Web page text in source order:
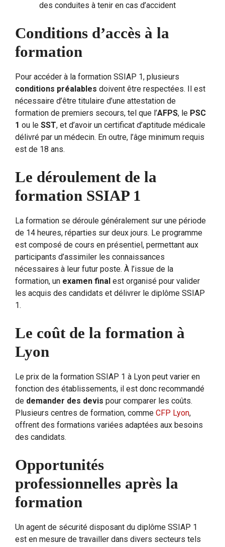
des conduites à tenir en cas d’accident
Conditions d’accès à la
formation
Pour accéder à la formation SSIAP 1, plusieurs
conditions préalables doivent être respectées. Il est
nécessaire d’être titulaire d’une attestation de
formation de premiers secours, tel que l’AFPS, le PSC
1 ou le SST, et d’avoir un certificat d’aptitude médicale
délivré par un médecin. En outre, l’âge minimum requis
est de 18 ans.
Le déroulement de la
formation SSIAP 1
La formation se déroule généralement sur une période
de 14 heures, réparties sur deux jours. Le programme
est composé de cours en présentiel, permettant aux
participants d’assimiler les connaissances
nécessaires à leur futur poste. À l’issue de la
formation, un examen final est organisé pour valider
les acquis des candidats et délivrer le diplôme SSIAP
1.
Le coût de la formation à
Lyon
Le prix de la formation SSIAP 1 à Lyon peut varier en
fonction des établissements, il est donc recommandé
de demander des devis pour comparer les coûts.
Plusieurs centres de formation, comme CFP Lyon,
offrent des formations variées adaptées aux besoins
des candidats.
Opportunités
professionnelles après la
formation
Un agent de sécurité disposant du diplôme SSIAP 1
est en mesure de travailler dans divers secteurs tels